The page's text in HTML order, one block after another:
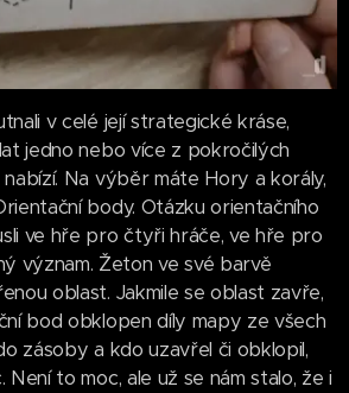
v celé její strategické kráse,
jedno nebo více z pokročilých
Na výběr máte Hory a korály,
body. Otázku orientačního
ve hře pro čtyři hráče, ve hře pro
význam. Žeton ve své barvě
oblast. Jakmile se oblast zavře,
bod obklopen díly mapy ze všech
zásoby a kdo uzavřel či obklopil,
Není to moc, ale už se nám stalo, že i